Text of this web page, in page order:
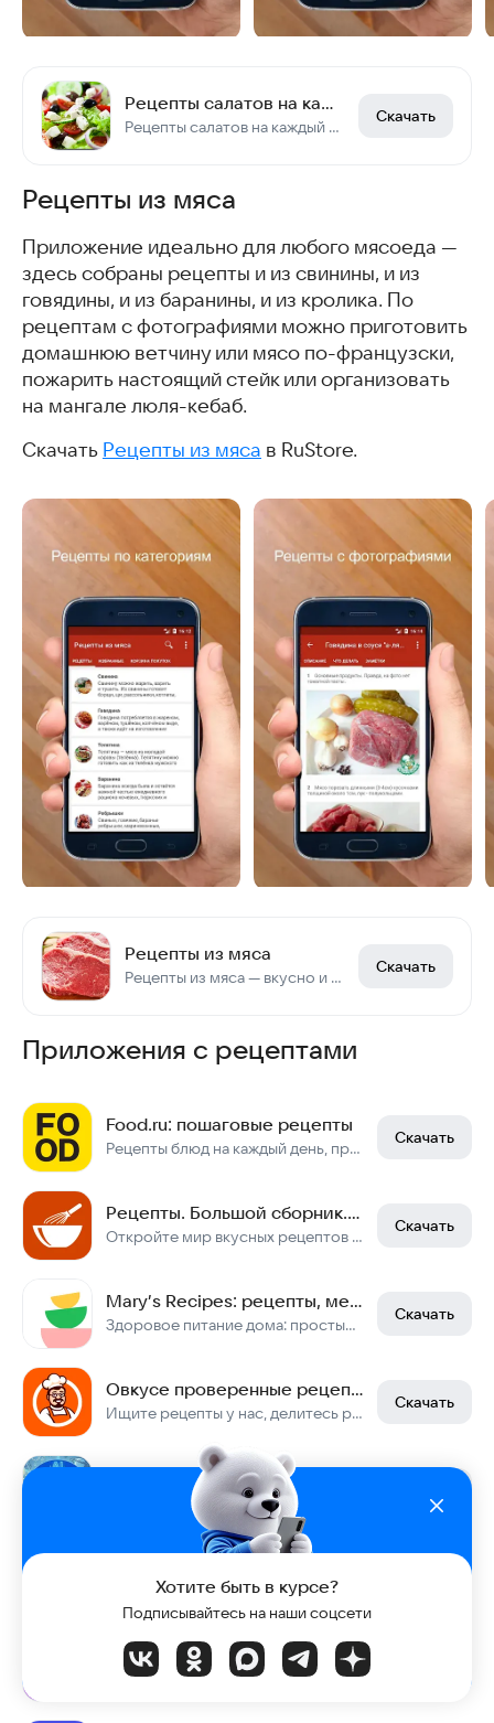
Рецепты салатов на каждый день
Рецепты салатов на каждый день — вкусно и просто.
Скачать
Рецепты из мяса
Приложение идеально для любого мясоеда —
здесь собраны рецепты и из свинины, и из
говядины, и из баранины, и из кролика. По
рецептам с фотографиями можно приготовить
домашнюю ветчину или мясо по-французски,
пожарить настоящий стейк или организовать
на мангале люля-кебаб.
Скачать Рецепты из мяса в RuStore.
Рецепты из мяса
Рецепты из мяса — вкусно и сытно.
Скачать
Приложения с рецептами
Food.ru: пошаговые рецепты
Рецепты блюд на каждый день, правильное питание и КБЖУ
Скачать
Рецепты. Большой сборник. Готовить вкусно
Откройте мир вкусных рецептов с нашим приложением!
Скачать
Mary’s Recipes: рецепты, меню
Здоровое питание дома: простые пп блюда на каждый день, план питания на неделю
Скачать
Овкусе проверенные рецепты
Ищите рецепты у нас, делитесь рецептами с Сообществом
Скачать
Не знаете что приготовить?
Рецепты завтраков
Тренд Рецепты - домашние рецепты с фото пошагово
Топовые рецепты пошагово и с фото. Готовьте легко и вкусно!
Хотите быть в курсе?
Подписывайтесь на наши соцсети